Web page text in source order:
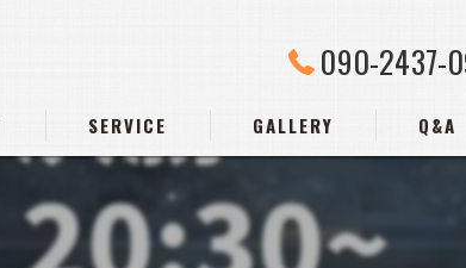
090-2437-
SERVICE GALLERY Q&A